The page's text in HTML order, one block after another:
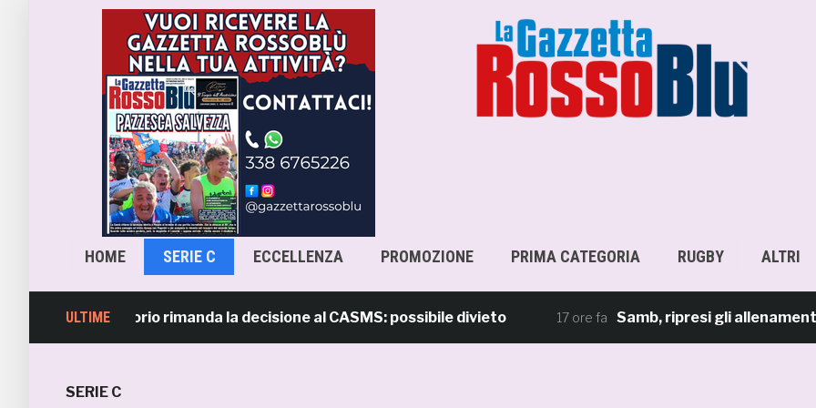
HOME SERIE C ECCELLENZA PROMOZIONE PRIMA CATEGORIA RUGBY ALTRI
ULTIME
l’Osservatorio rimanda la decisione al CASMS: possibile divieto 17 ore fa Samb, ripresi gli allenamenti:
SERIE C